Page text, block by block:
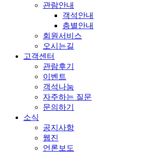
관람안내
객석안내
층별안내
회원서비스
오시는길
고객센터
관람후기
이벤트
객석나눔
자주하는 질문
문의하기
소식
공지사항
웹진
언론보도